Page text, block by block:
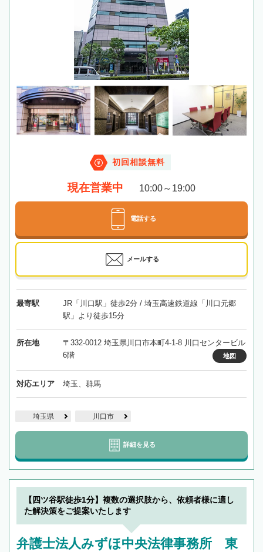
初回相談無料
現在営業中 10:00～19:00
電話する
メールする
最寄駅
JR「川口駅」徒歩2分 / 埼玉高速鉄道線「川口元郷
駅」より徒歩15分
所在地
〒332-0012 埼玉県川口市本町4-1-8 川口センタービル
6階
地図
対応エリア 埼玉、群馬
埼玉県 川口市
詳細を見る
【四ツ谷駅徒歩1分】複数の選択肢から、依頼者様に適し
た解決策をご提案いたします
弁護士法人みずほ中央法律事務所 東